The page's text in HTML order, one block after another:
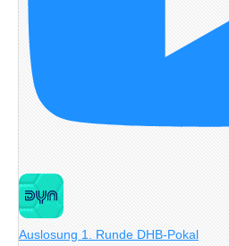
Auslosung 1. Runde DHB-Pokal